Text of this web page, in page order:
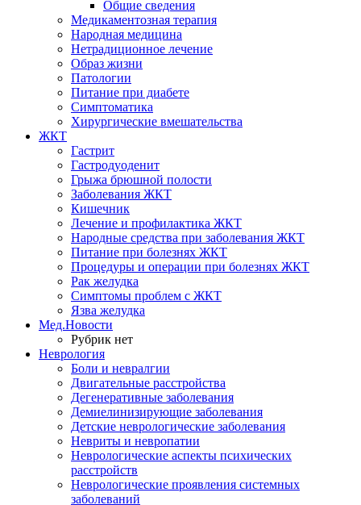
Общие сведения
Медикаментозная терапия
Народная медицина
Нетрадиционное лечение
Образ жизни
Патологии
Питание при диабете
Симптоматика
Хирургические вмешательства
ЖКТ
Гастрит
Гастродуоденит
Грыжа брюшной полости
Заболевания ЖКТ
Кишечник
Лечение и профилактика ЖКТ
Народные средства при заболевания ЖКТ
Питание при болезнях ЖКТ
Процедуры и операции при болезнях ЖКТ
Рак желудка
Симптомы проблем с ЖКТ
Язва желудка
Мед.Новости
Рубрик нет
Неврология
Боли и невралгии
Двигательные расстройства
Дегенеративные заболевания
Демиелинизирующие заболевания
Детские неврологические заболевания
Невриты и невропатии
Неврологические аспекты психических
расстройств
Неврологические проявления системных
заболеваний